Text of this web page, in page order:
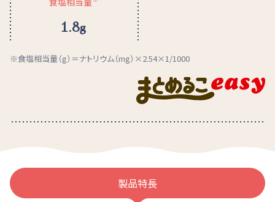
1.8g
食塩相当量（g）＝ナトリウム（mg）×2.54×1/1000
製品特長